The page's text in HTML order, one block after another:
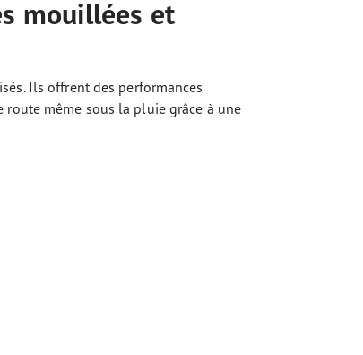
mouillées et
Ils offrent des performances
route même sous la pluie grâce à une